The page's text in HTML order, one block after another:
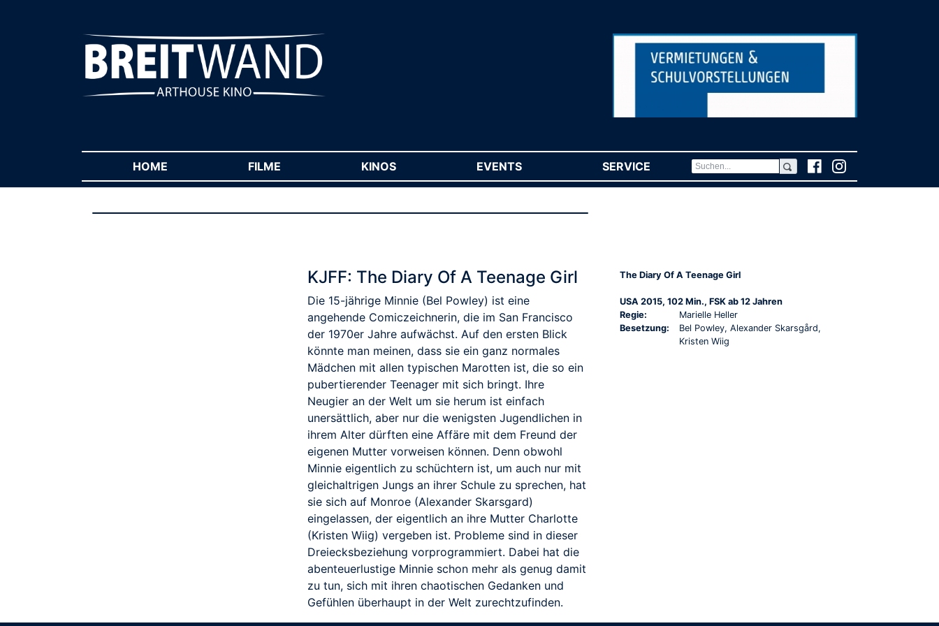
HOME FILME KINOS EVENTS SERVICE (CURRENT)
TRAILER
KJFF: The Diary Of A Teenage Girl
Die 15-jährige Minnie (Bel Powley) ist eine
angehende Comiczeichnerin, die im San Francisco
der 1970er Jahre aufwächst. Auf den ersten Blick
könnte man meinen, dass sie ein ganz normales
Mädchen mit allen typischen Marotten ist, die so ein
pubertierender Teenager mit sich bringt. Ihre
Neugier an der Welt um sie herum ist einfach
unersättlich, aber nur die wenigsten Jugendlichen in
ihrem Alter dürften eine Affäre mit dem Freund der
eigenen Mutter vorweisen können. Denn obwohl
Minnie eigentlich zu schüchtern ist, um auch nur mit
gleichaltrigen Jungs an ihrer Schule zu sprechen, hat
sie sich auf Monroe (Alexander Skarsgard)
eingelassen, der eigentlich an ihre Mutter Charlotte
(Kristen Wiig) vergeben ist. Probleme sind in dieser
Dreiecksbeziehung vorprogrammiert. Dabei hat die
abenteuerlustige Minnie schon mehr als genug damit
zu tun, sich mit ihren chaotischen Gedanken und
Gefühlen überhaupt in der Welt zurechtzufinden.
The Diary Of A Teenage Girl
USA 2015, 102 Min., FSK ab 12 Jahren
Regie:
Marielle Heller
Besetzung:
Bel Powley, Alexander Skarsgård,
Kristen Wiig